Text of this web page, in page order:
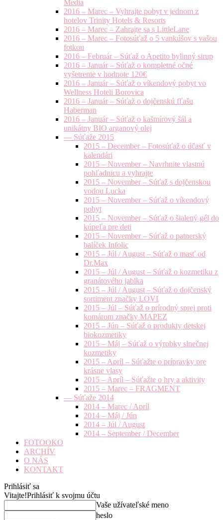
Media
2016 – Marec – Vyhrajte pobyt v jednom z
hotelov Trinity Hotels & Resorts
2016 – Marec – Zahrajte sa s LittleLane
2016 – Marec – Fotosúťaž o 5 vankúšov s vašou
fotkou
2016 – Február – Súťaž o Apetito bylinný sirup
2016 – Január – Súťaž o kompletné očné
vyšetrenie v hodnote 120€
2016 – Január – Súťaž o víkendový pobyt vo
Wellness Hoteli Borovica
2016 – Január – Súťaž o dojčenskú fľašu
Haberman
2016 – Január – Súťaž o kašmírový šál a
unikátny BIO arganový olej
— Súťaže 2015
2015 – December – Fotosúťaž o účasť v
kalendári
2015 – November – Navrhnite vlastnú
pohľadnicu a vyhrajte
2015 – November – Súťaž s dojčenskou
vodou Lucka
2015 – November – Súťaž o víkendový
pobyt
2015 – November – Súťaž o šialený gél do
kúpeľa pre deti
2015 – November – Súťaž o patnerský
balíček Infolic
2015 – Júl / August – Súťaž o masť od
Dr.Max
2015 – Júl / August – Súťaž o kozmetiku z
granátového jablka
2015 – Júl / August – Súťaž o dojčenský
sortiment značky LOVI
2015 – Júl – Súťaž o prírodný sprej proti
komárom značky MAPEZ
2015 – Jún – Súťaž o produkty detskej
biokozmetiky
2015 – Máj – Súťaž o výrobky slnečnej
kozmetiky
2015 – Apríl – Súťažte o prípravky pre
krásne vlasy
2015 – Apríl – Súťažte o hry a aktivity
2015 – Marec – FRAGMENT
— Súťaže 2014
2014 – Marec / Apríl
2014 – Máj / Jún
2014 – Júl / August
2014 – September / December
FOTOOKO
ARCHÍV
O NÁS
KONTAKT
Prihlásiť sa
Vitajte!Prihlásiť k svojmu účtu
Vaše užívateľské meno
heslo